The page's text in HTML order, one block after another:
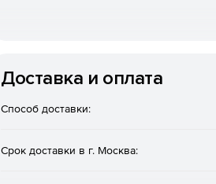
Доставка и оплата
Способ доставки:
Срок доставки в г. Москва: